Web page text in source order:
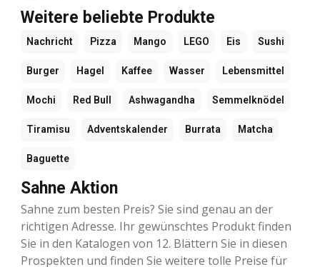
Weitere beliebte Produkte
Nachricht Pizza Mango LEGO Eis Sushi
Burger Hagel Kaffee Wasser Lebensmittel
Mochi Red Bull Ashwagandha Semmelknödel
Tiramisu Adventskalender Burrata Matcha
Baguette
Sahne Aktion
Sahne zum besten Preis? Sie sind genau an der
richtigen Adresse. Ihr gewünschtes Produkt finden
Sie in den Katalogen von 12. Blättern Sie in diesen
Prospekten und finden Sie weitere tolle Preise für